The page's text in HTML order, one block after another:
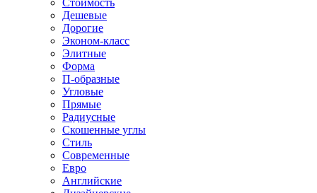
Стоимость
Дешевые
Дорогие
Эконом-класс
Элитные
Форма
П-образные
Угловые
Прямые
Радиусные
Скошенные углы
Стиль
Современные
Евро
Английские